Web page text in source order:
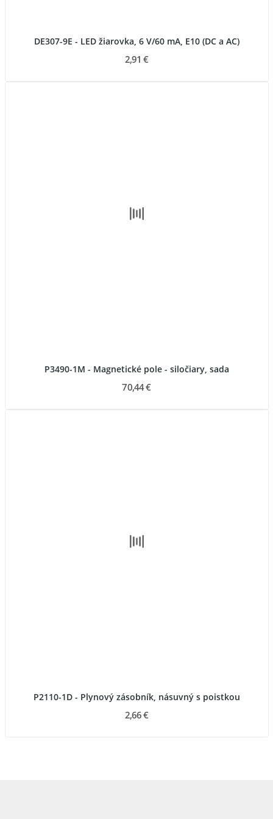
DE307-9E - LED žiarovka, 6 V/60 mA, E10 (DC a AC)
2,91 €
P3490-1M - Magnetické pole - siločiary, sada
70,44 €
P2110-1D - Plynový zásobník, násuvný s poistkou
2,66 €